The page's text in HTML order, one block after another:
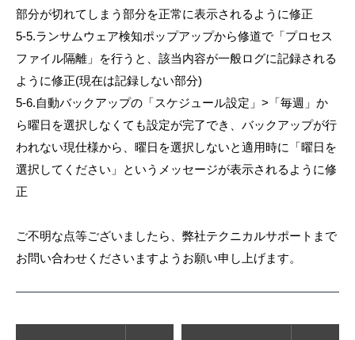
部分が切れてしまう部分を正常に表示されるように修正
5-5.ランサムウェア検知ポップアップから修道で「プロセス
ファイル隔離」を行うと、該当内容が一般ログに記録される
ように修正(現在は記録しない部分)
5-6.自動バックアップの「スケジュール設定」>「毎週」か
ら曜日を選択しなくても設定が完了でき、バックアップが行
われない現仕様から、曜日を選択しないと適用時に「曜日を
選択してください」というメッセージが表示されるように修
正
ご不明な点等ございましたら、弊社テクニカルサポートまで
お問い合わせくださいますようお願い申し上げます。